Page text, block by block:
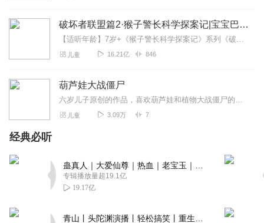
我都没听过孙悟空和 葫芦娃一起抓妖精。
哇，小姐姐的声音好甜啊，我家宝宝很喜欢听的专辑之一，
荐！！！
空谷幽兰004
辑，由巧克力糖豆演播，目前更新至第2章《偷桃的是葫芦
破坏者联盟篇2·猴子警长科学探案记|宝宝巴士故事
【适听年龄】7岁+《猴子警长科学探案记》系列《破坏者联盟篇1·猴子警长科学探案记》>>>《破坏者联盟篇2·猴子警长科学探案记》>>>《破坏者联盟篇3·猴子警长科...
儿童 16.21亿 846
葫芦娃大战僵尸
六岁儿子原创的作品，喜欢葫芦娃和植物大战僵尸的小朋友可以听听
儿童 3.09万 7
经典必听
专辑播放量超19.1亿
19.17亿